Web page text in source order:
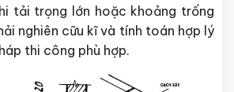
tải trọng lớn hoặc khoảng trống
nghiên cữu kĩ và tính toán hợp lý
thi công phù hợp.